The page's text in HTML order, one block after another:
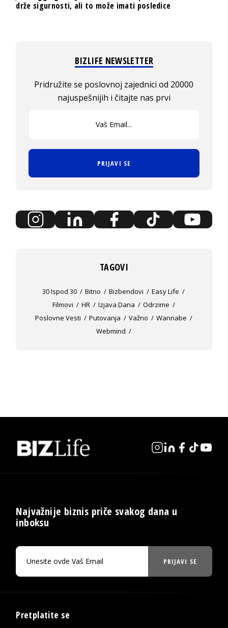
drže sigurnosti, ali to može imati posledice
BIZLIFE NEWSLETTER
Pridružite se poslovnoj zajednici od 20000
najuspešnijih i čitajte nas prvi
PRIJAVI SE
TAGOVI
30 Ispod 30 Bitno Bizbendovi
Easy Life
Filmovi
HR Izjava Dana
Odrzime
Poslovne Vesti
Putovanja Važno
Wannabe
Webmind
Najvažnije biznis priče svakog dana u
inboksu
PRIJAVI SE
Pretplatite se